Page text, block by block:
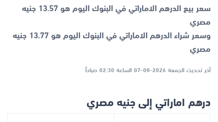
سعر بيع الدرهم الاماراتي في البنوك اليوم هو 13.57 جنيه
مصري
وسعر شراء الدرهم الاماراتي في البنوك اليوم هو 13.77 جنيه
مصري
آخر تحديث الجمعة 2026-08-07 الساعة 02:30 صباحاً
درهم اماراتي إلى جنيه مصري